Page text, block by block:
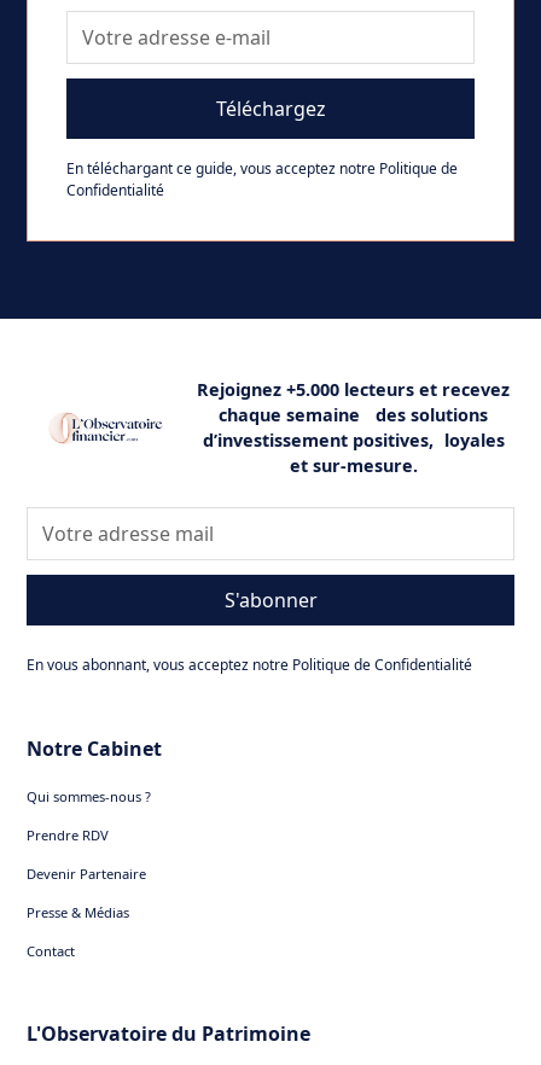
En téléchargant ce guide, vous acceptez notre Politique de
Confidentialité
Rejoignez +5.000 lecteurs et recevez
chaque semaine des solutions
d’investissement positives, loyales
et sur-mesure.
S'abonner
En vous abonnant, vous acceptez notre Politique de Confidentialité
Notre Cabinet
Qui sommes-nous ?
Prendre RDV
Devenir Partenaire
Presse & Médias
Contact
L'Observatoire du Patrimoine